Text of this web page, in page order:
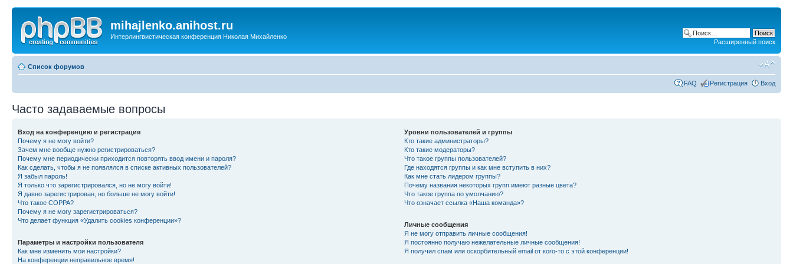
mihajlenko.anihost.ru
Интерлингвистическая конференция Николая Михайленко
Расширенный поиск
Список форумов
FAQ Регистрация Вход
Часто задаваемые вопросы
Вход на конференцию и регистрация
Почему я не могу войти?
Зачем мне вообще нужно регистрироваться?
Почему мне периодически приходится повторять ввод имени и пароля?
Как сделать, чтобы я не появлялся в списке активных пользователей?
Я забыл пароль!
Я только что зарегистрировался, но не могу войти!
Я давно зарегистрирован, но больше не могу войти!
Что такое COPPA?
Почему я не могу зарегистрироваться?
Что делает функция «Удалить cookies конференции»?
Параметры и настройки пользователя
Как мне изменить мои настройки?
На конференции неправильное время!
Уровни пользователей и группы
Кто такие администраторы?
Кто такие модераторы?
Что такое группы пользователей?
Где находятся группы и как мне вступить в них?
Как мне стать лидером группы?
Почему названия некоторых групп имеют разные цвета?
Что такое группа по умолчанию?
Что означает ссылка «Наша команда»?
Личные сообщения
Я не могу отправить личные сообщения!
Я постоянно получаю нежелательные личные сообщения!
Я получил спам или оскорбительный email от кого-то с этой конференции!